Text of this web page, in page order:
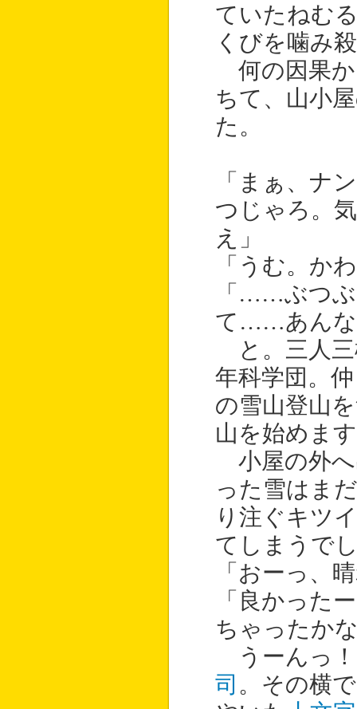
ていたねむ
くびを噛み
何の因果か
ちて、山小
た。
「まぁ、ナ
つじゃろ。
え」
「うむ。か
「……ぶつ
て……あん
と。三人
年科学団。
の雪山登山
山を始めま
小屋の外へ
った雪はま
り注ぐキツ
てしまうで
「おーっ、
「良かった
ちゃったか
うーんっ
司 。その横